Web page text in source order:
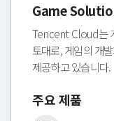
Game
Tencent Cloud는
토대로,게임의 개
제공하고 있습니다.
주요 제품